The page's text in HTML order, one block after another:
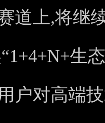
道上,将继
生
户对高端